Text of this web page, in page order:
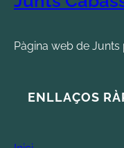
Pàgina web de
ENLLAÇOS